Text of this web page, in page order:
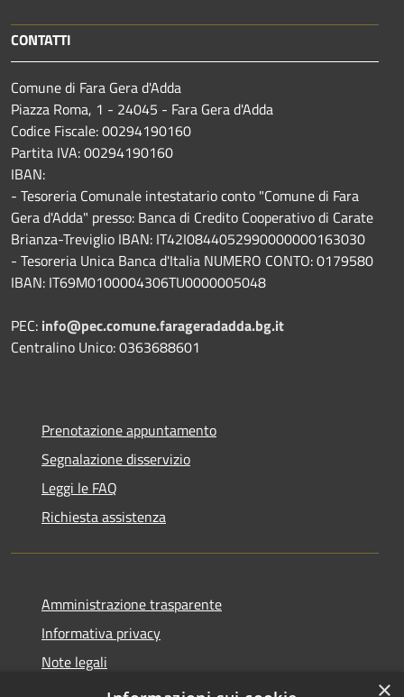
CONTATTI
Comune di Fara Gera d'Adda
Piazza Roma, 1 - 24045 - Fara Gera d'Adda
Codice Fiscale: 00294190160
Partita IVA: 00294190160
IBAN:
- Tesoreria Comunale intestatario conto "Comune di Fara
Gera d'Adda" presso: Banca di Credito Cooperativo di Carate
Brianza-Treviglio IBAN: IT42I0844052990000000163030
- Tesoreria Unica Banca d'Italia NUMERO CONTO: 0179580
IBAN: IT69M0100004306TU0000005048
PEC: info@pec.comune.farageradadda.bg.it
Centralino Unico: 0363688601
Prenotazione appuntamento
Segnalazione disservizio
Leggi le FAQ
Richiesta assistenza
Amministrazione trasparente
Informativa privacy
Note legali
Dichiarazione di accessibilità
×